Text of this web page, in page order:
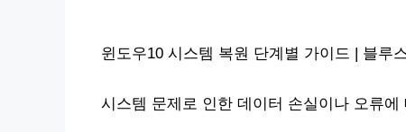
윈도우10 시스템 복원 단계별 가이드 | 블루
시스템 문제로 인한 데이터 손실이나 오류